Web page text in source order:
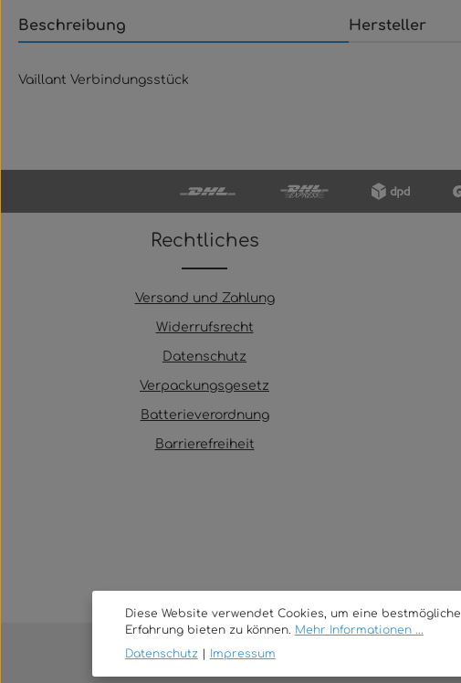
Beschreibung Hersteller
Vaillant Verbindungsstück
Rechtliches
Versand und Zahlung
Widerrufsrecht
Datenschutz
Verpackungsgesetz
Batterieverordnung
Barrierefreiheit
Diese Website verwendet Cookies, um eine bestmögliche
Erfahrung bieten zu können. Mehr Informationen ...
Datenschutz
Impressum